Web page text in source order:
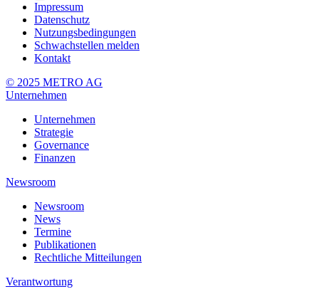
Impressum
Datenschutz
Nutzungsbedingungen
Schwachstellen melden
Kontakt
© 2025 METRO AG
Unternehmen
Unternehmen
Strategie
Governance
Finanzen
Newsroom
Newsroom
News
Termine
Publikationen
Rechtliche Mitteilungen
Verantwortung